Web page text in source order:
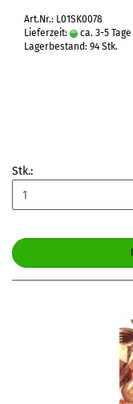
Art.Nr.: L01SK0078
Lieferzeit:
ca. 3-5 Tage
Lagerbestand: 94 Stk.
Stk.: